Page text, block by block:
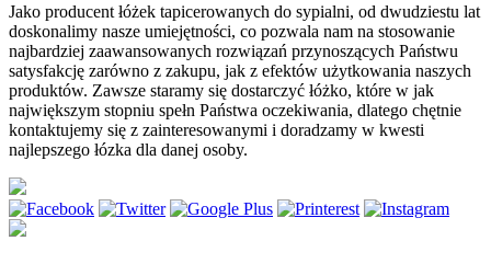
Jako producent łóżek tapicerowanych do sypialni, od dwudziestu lat
doskonalimy nasze umiejętności, co pozwala nam na stosowanie
najbardziej zaawansowanych rozwiązań przynoszących Państwu
satysfakcję zarówno z zakupu, jak z efektów użytkowania naszych
produktów. Zawsze staramy się dostarczyć łóżko, które w jak
największym stopniu spełn Państwa oczekiwania, dlatego chętnie
kontaktujemy się z zainteresowanymi i doradzamy w kwesti
najlepszego łózka dla danej osoby.